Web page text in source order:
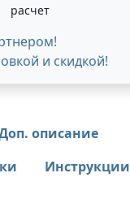
расчет
и скидкой!
описание